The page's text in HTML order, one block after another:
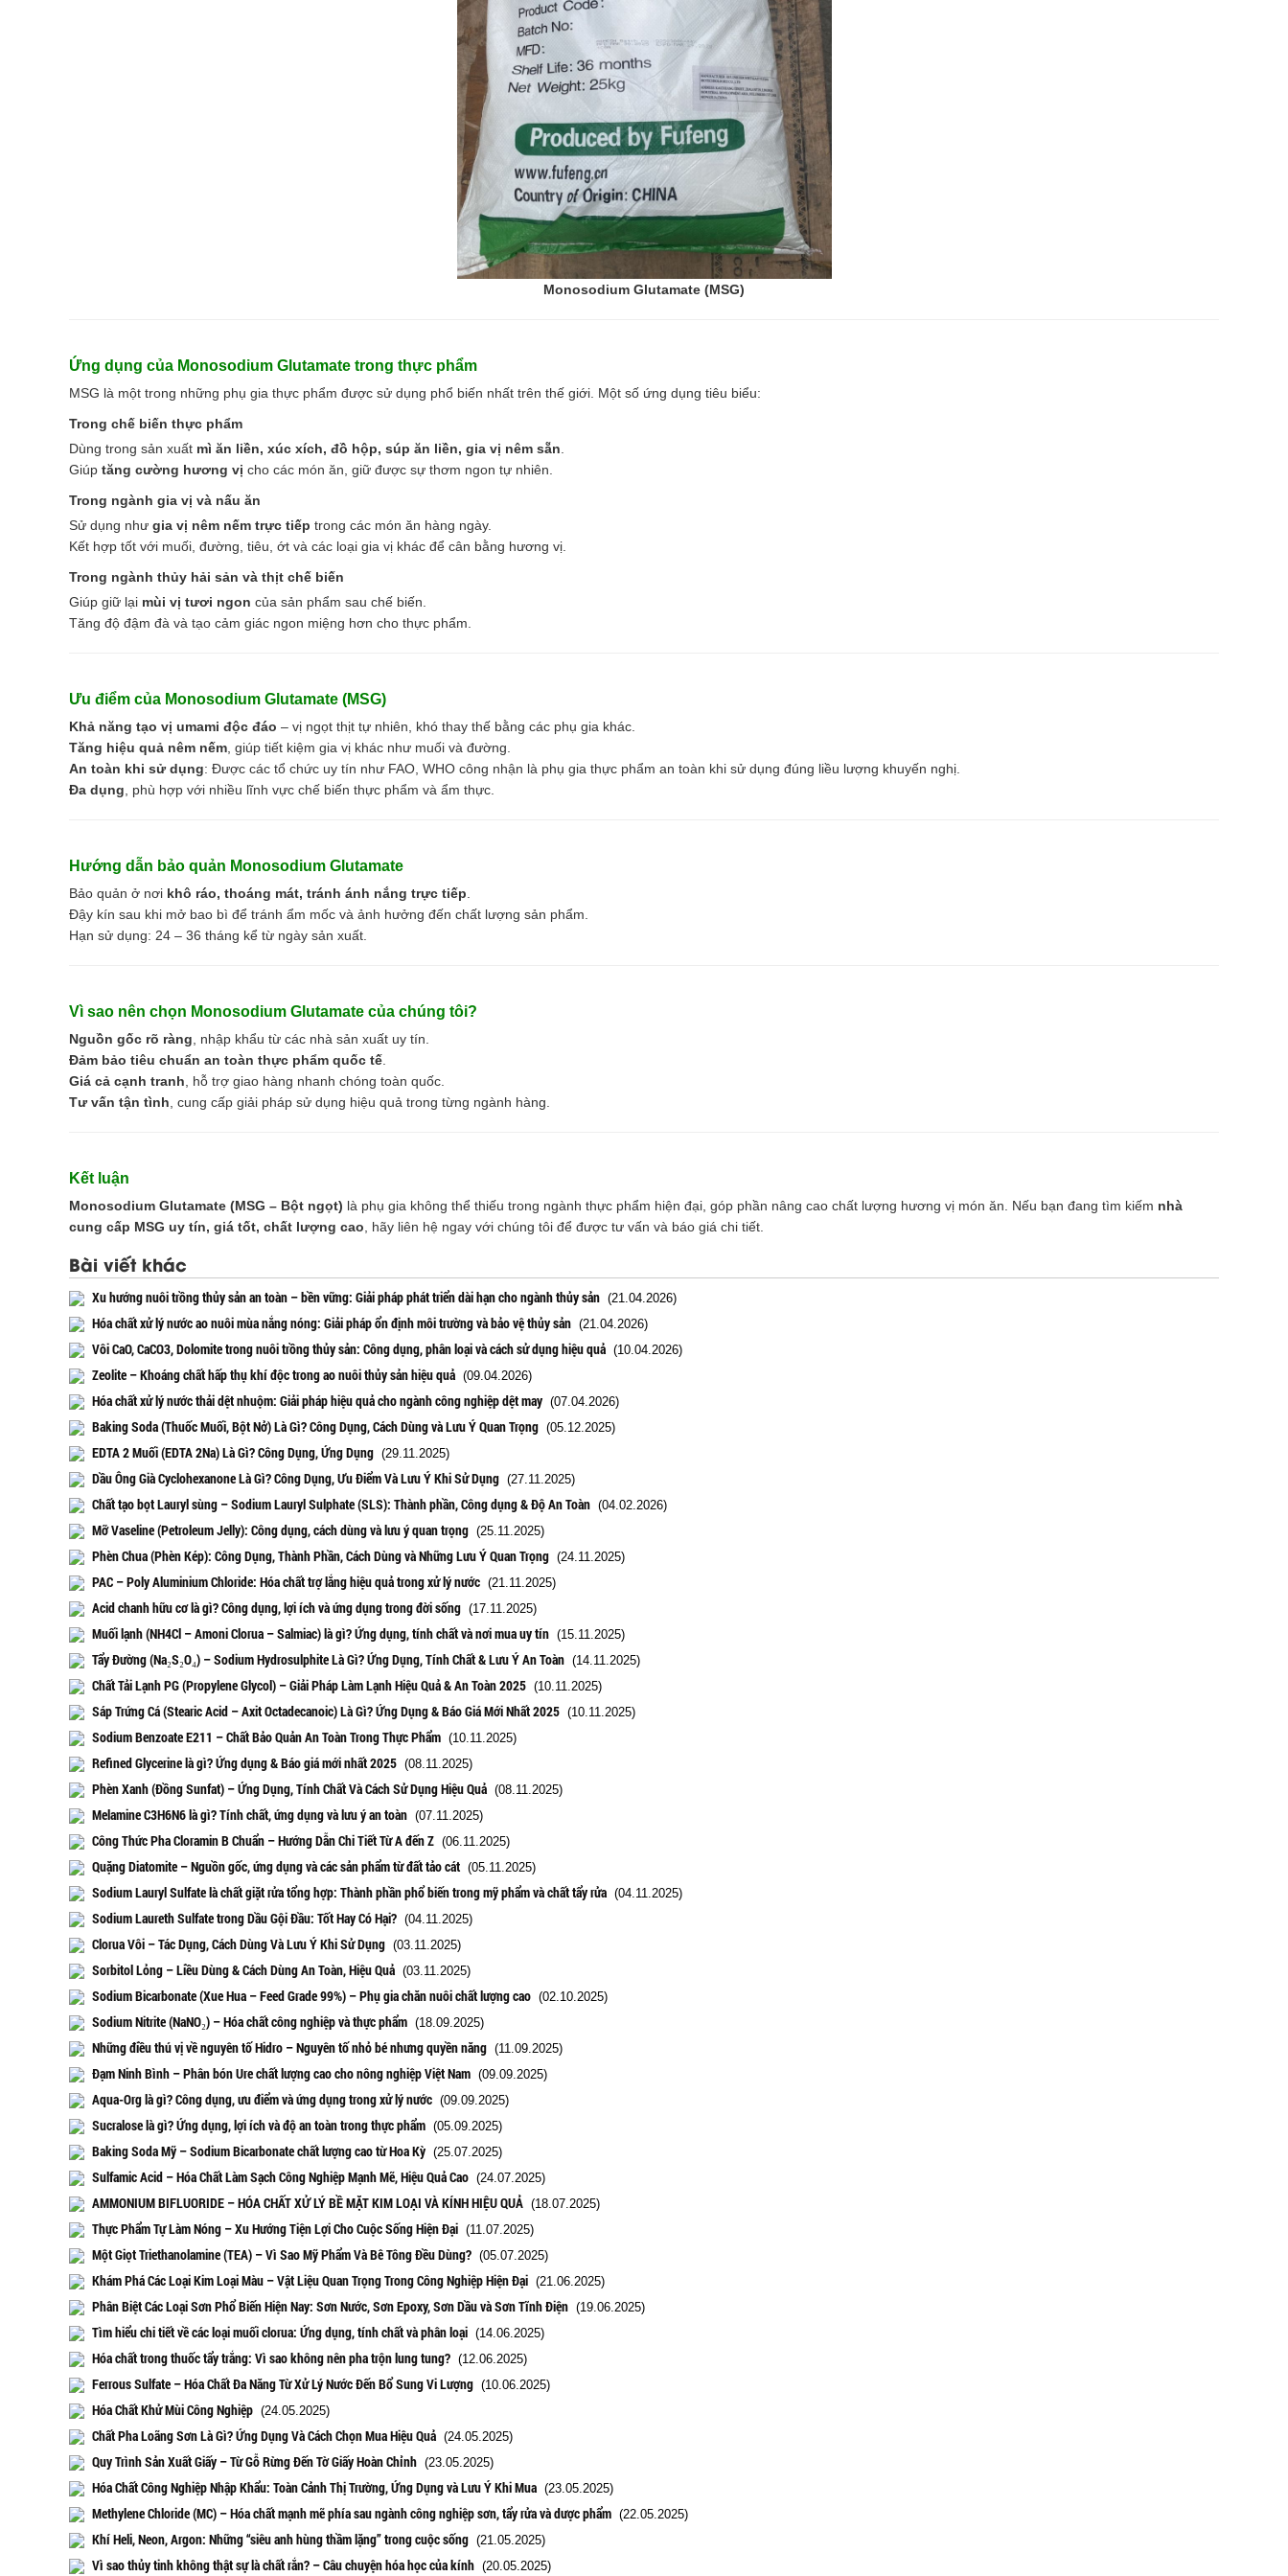
Monosodium Glutamate (MSG)
Ứng dụng của Monosodium Glutamate trong thực phẩm
MSG là một trong những phụ gia thực phẩm được sử dụng phổ biến nhất trên thế giới. Một số ứng dụng tiêu biểu:
Trong chế biến thực phẩm
Dùng trong sản xuất mì ăn liền, xúc xích, đồ hộp, súp ăn liền, gia vị nêm sẵn.
Giúp tăng cường hương vị cho các món ăn, giữ được sự thơm ngon tự nhiên.
Trong ngành gia vị và nấu ăn
Sử dụng như gia vị nêm nếm trực tiếp trong các món ăn hàng ngày.
Kết hợp tốt với muối, đường, tiêu, ớt và các loại gia vị khác để cân bằng hương vị.
Trong ngành thủy hải sản và thịt chế biến
Giúp giữ lại mùi vị tươi ngon của sản phẩm sau chế biến.
Tăng độ đậm đà và tạo cảm giác ngon miệng hơn cho thực phẩm.
Ưu điểm của Monosodium Glutamate (MSG)
Khả năng tạo vị umami độc đáo – vị ngọt thịt tự nhiên, khó thay thế bằng các phụ gia khác.
Tăng hiệu quả nêm nếm, giúp tiết kiệm gia vị khác như muối và đường.
An toàn khi sử dụng: Được các tổ chức uy tín như FAO, WHO công nhận là phụ gia thực phẩm an toàn khi sử dụng đúng liều lượng khuyến nghị.
Đa dụng, phù hợp với nhiều lĩnh vực chế biến thực phẩm và ẩm thực.
Hướng dẫn bảo quản Monosodium Glutamate
Bảo quản ở nơi khô ráo, thoáng mát, tránh ánh nắng trực tiếp.
Đậy kín sau khi mở bao bì để tránh ẩm mốc và ảnh hưởng đến chất lượng sản phẩm.
Hạn sử dụng: 24 – 36 tháng kể từ ngày sản xuất.
Vì sao nên chọn Monosodium Glutamate của chúng tôi?
Nguồn gốc rõ ràng, nhập khẩu từ các nhà sản xuất uy tín.
Đảm bảo tiêu chuẩn an toàn thực phẩm quốc tế.
Giá cả cạnh tranh, hỗ trợ giao hàng nhanh chóng toàn quốc.
Tư vấn tận tình, cung cấp giải pháp sử dụng hiệu quả trong từng ngành hàng.
Kết luận
Monosodium Glutamate (MSG – Bột ngọt) là phụ gia không thể thiếu trong ngành thực phẩm hiện đại, góp phần nâng cao chất lượng hương vị món ăn. Nếu bạn đang tìm kiếm nhà
cung cấp MSG uy tín, giá tốt, chất lượng cao, hãy liên hệ ngay với chúng tôi để được tư vấn và báo giá chi tiết.
Bài viết khác
Xu hướng nuôi trồng thủy sản an toàn – bền vững: Giải pháp phát triển dài hạn cho ngành thủy sản (21.04.2026)
Hóa chất xử lý nước ao nuôi mùa nắng nóng: Giải pháp ổn định môi trường và bảo vệ thủy sản (21.04.2026)
Vôi CaO, CaCO3, Dolomite trong nuôi trồng thủy sản: Công dụng, phân loại và cách sử dụng hiệu quả (10.04.2026)
Zeolite – Khoáng chất hấp thụ khí độc trong ao nuôi thủy sản hiệu quả (09.04.2026)
Hóa chất xử lý nước thải dệt nhuộm: Giải pháp hiệu quả cho ngành công nghiệp dệt may (07.04.2026)
Baking Soda (Thuốc Muối, Bột Nở) Là Gì? Công Dụng, Cách Dùng và Lưu Ý Quan Trọng (05.12.2025)
EDTA 2 Muối (EDTA 2Na) Là Gì? Công Dụng, Ứng Dụng (29.11.2025)
Dầu Ông Già Cyclohexanone Là Gì? Công Dụng, Ưu Điểm Và Lưu Ý Khi Sử Dụng (27.11.2025)
Chất tạo bọt Lauryl sùng – Sodium Lauryl Sulphate (SLS): Thành phần, Công dụng & Độ An Toàn (04.02.2026)
Mỡ Vaseline (Petroleum Jelly): Công dụng, cách dùng và lưu ý quan trọng (25.11.2025)
Phèn Chua (Phèn Kép): Công Dụng, Thành Phần, Cách Dùng và Những Lưu Ý Quan Trọng (24.11.2025)
PAC – Poly Aluminium Chloride: Hóa chất trợ lắng hiệu quả trong xử lý nước (21.11.2025)
Acid chanh hữu cơ là gì? Công dụng, lợi ích và ứng dụng trong đời sống (17.11.2025)
Muối lạnh (NH4Cl – Amoni Clorua – Salmiac) là gì? Ứng dụng, tính chất và nơi mua uy tín (15.11.2025)
Tẩy Đường (Na₂S₂O₄) – Sodium Hydrosulphite Là Gì? Ứng Dụng, Tính Chất & Lưu Ý An Toàn (14.11.2025)
Chất Tải Lạnh PG (Propylene Glycol) – Giải Pháp Làm Lạnh Hiệu Quả & An Toàn 2025 (10.11.2025)
Sáp Trứng Cá (Stearic Acid – Axit Octadecanoic) Là Gì? Ứng Dụng & Báo Giá Mới Nhất 2025 (10.11.2025)
Sodium Benzoate E211 – Chất Bảo Quản An Toàn Trong Thực Phẩm (10.11.2025)
Refined Glycerine là gì? Ứng dụng & Báo giá mới nhất 2025 (08.11.2025)
Phèn Xanh (Đồng Sunfat) – Ứng Dụng, Tính Chất Và Cách Sử Dụng Hiệu Quả (08.11.2025)
Melamine C3H6N6 là gì? Tính chất, ứng dụng và lưu ý an toàn (07.11.2025)
Công Thức Pha Cloramin B Chuẩn – Hướng Dẫn Chi Tiết Từ A đến Z (06.11.2025)
Quặng Diatomite – Nguồn gốc, ứng dụng và các sản phẩm từ đất tảo cát (05.11.2025)
Sodium Lauryl Sulfate là chất giặt rửa tổng hợp: Thành phần phổ biến trong mỹ phẩm và chất tẩy rửa (04.11.2025)
Sodium Laureth Sulfate trong Dầu Gội Đầu: Tốt Hay Có Hại? (04.11.2025)
Clorua Vôi – Tác Dụng, Cách Dùng Và Lưu Ý Khi Sử Dụng (03.11.2025)
Sorbitol Lỏng – Liều Dùng & Cách Dùng An Toàn, Hiệu Quả (03.11.2025)
Sodium Bicarbonate (Xue Hua – Feed Grade 99%) – Phụ gia chăn nuôi chất lượng cao (02.10.2025)
Sodium Nitrite (NaNO₂) – Hóa chất công nghiệp và thực phẩm (18.09.2025)
Những điều thú vị về nguyên tố Hidro – Nguyên tố nhỏ bé nhưng quyền năng (11.09.2025)
Đạm Ninh Bình – Phân bón Ure chất lượng cao cho nông nghiệp Việt Nam (09.09.2025)
Aqua-Org là gì? Công dụng, ưu điểm và ứng dụng trong xử lý nước (09.09.2025)
Sucralose là gì? Ứng dụng, lợi ích và độ an toàn trong thực phẩm (05.09.2025)
Baking Soda Mỹ – Sodium Bicarbonate chất lượng cao từ Hoa Kỳ (25.07.2025)
Sulfamic Acid – Hóa Chất Làm Sạch Công Nghiệp Mạnh Mẽ, Hiệu Quả Cao (24.07.2025)
AMMONIUM BIFLUORIDE – HÓA CHẤT XỬ LÝ BỀ MẶT KIM LOẠI VÀ KÍNH HIỆU QUẢ (18.07.2025)
Thực Phẩm Tự Làm Nóng – Xu Hướng Tiện Lợi Cho Cuộc Sống Hiện Đại (11.07.2025)
Một Giọt Triethanolamine (TEA) – Vì Sao Mỹ Phẩm Và Bê Tông Đều Dùng? (05.07.2025)
Khám Phá Các Loại Kim Loại Màu – Vật Liệu Quan Trọng Trong Công Nghiệp Hiện Đại (21.06.2025)
Phân Biệt Các Loại Sơn Phổ Biến Hiện Nay: Sơn Nước, Sơn Epoxy, Sơn Dầu và Sơn Tĩnh Điện (19.06.2025)
Tìm hiểu chi tiết về các loại muối clorua: Ứng dụng, tính chất và phân loại (14.06.2025)
Hóa chất trong thuốc tẩy trắng: Vì sao không nên pha trộn lung tung? (12.06.2025)
Ferrous Sulfate – Hóa Chất Đa Năng Từ Xử Lý Nước Đến Bổ Sung Vi Lượng (10.06.2025)
Hóa Chất Khử Mùi Công Nghiệp (24.05.2025)
Chất Pha Loãng Sơn Là Gì? Ứng Dụng Và Cách Chọn Mua Hiệu Quả (24.05.2025)
Quy Trình Sản Xuất Giấy – Từ Gỗ Rừng Đến Tờ Giấy Hoàn Chỉnh (23.05.2025)
Hóa Chất Công Nghiệp Nhập Khẩu: Toàn Cảnh Thị Trường, Ứng Dụng và Lưu Ý Khi Mua (23.05.2025)
Methylene Chloride (MC) – Hóa chất mạnh mẽ phía sau ngành công nghiệp sơn, tẩy rửa và dược phẩm (22.05.2025)
Khí Heli, Neon, Argon: Những “siêu anh hùng thầm lặng” trong cuộc sống (21.05.2025)
Vì sao thủy tinh không thật sự là chất rắn? – Câu chuyện hóa học của kính (20.05.2025)